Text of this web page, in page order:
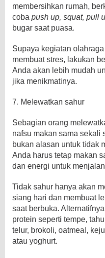
membersihkan rumah,
coba push up, squat, pull
bugar saat puasa.
Supaya kegiatan
membuat stres, lakukan
Anda akan lebih mudah
jika menikmatinya.
7. Melewatkan sahur
Sebagian orang
nafsu makan sama sekali
bukan alasan untuk tidak
Anda harus tetap makan
dan energi untuk
Tidak sahur hanya akan
siang hari dan membuat
saat berbuka.
protein seperti tempe,
telur, brokoli, oatmeal,
atau yoghurt.